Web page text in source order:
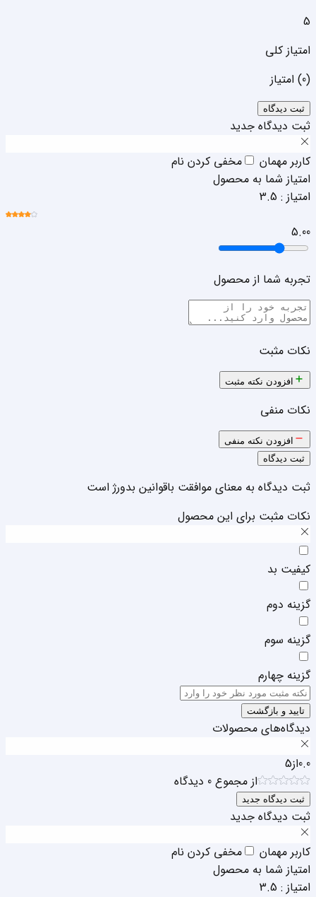
5
امتیاز کلی
(
0) امتیاز
ثبت دیدگاه
ثبت دیدگاه جدید
کاربر مهمان
مخفی کردن نام
امتیاز شما به محصول
امتیاز : 3.5
5.00
تجربه شما از محصول
نکات مثبت
افزودن نکته مثبت
نکات منفی
افزودن نکته منفی
ثبت دیدگاه
ثبت دیدگاه به معنای موافقت باقوانین بدورژ است
نکات مثبت برای این محصول
کیفیت بد
گزینه دوم
گزینه سوم
گزینه چهارم
تایید و بازگشت
دیدگاه‌های محصولات
0.0از5
از مجموع 0 دیدگاه
ثبت دیدگاه جدید
ثبت دیدگاه جدید
کاربر مهمان
مخفی کردن نام
امتیاز شما به محصول
امتیاز : 3.5